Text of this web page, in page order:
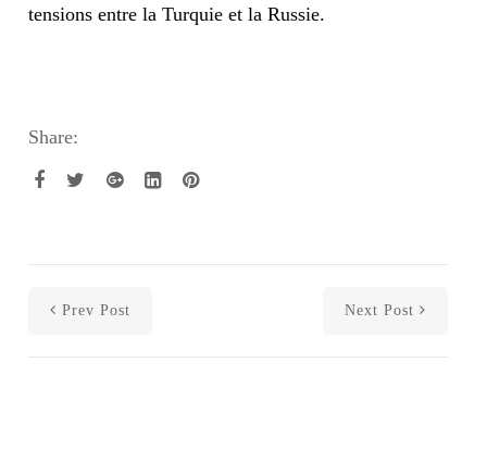
tensions entre la Turquie et la Russie.
Share:
Prev Post Next Post